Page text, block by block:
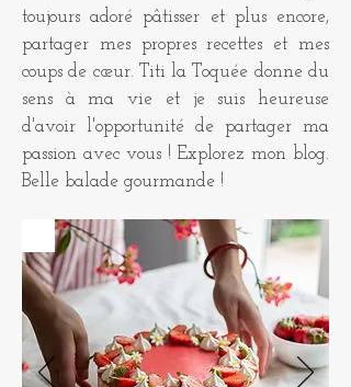
toujours adoré pâtisser et plus encore,
partager mes propres recettes et mes
coups de cœur. Titi la Toquée donne du
sens à ma vie et je suis heureuse
d'avoir l'opportunité de partager ma
passion avec vous ! Explorez mon blog.
Belle balade gourmande !